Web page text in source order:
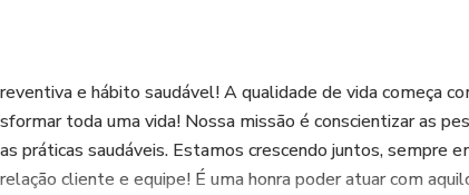
e hábito saudável! A qualidade de vida começa
toda uma vida! Nossa missão é conscientizar as
práticas saudáveis. Estamos crescendo juntos, sempre
cliente e equipe! É uma honra poder atuar com